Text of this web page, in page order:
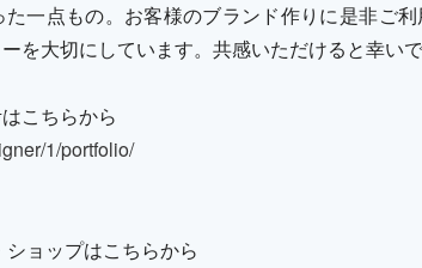
一点もの。お客様のブランド作りに是非ご
を大切にしています。共感いただけると幸いで
こちらから
1/portfolio/
ョップはこちらから